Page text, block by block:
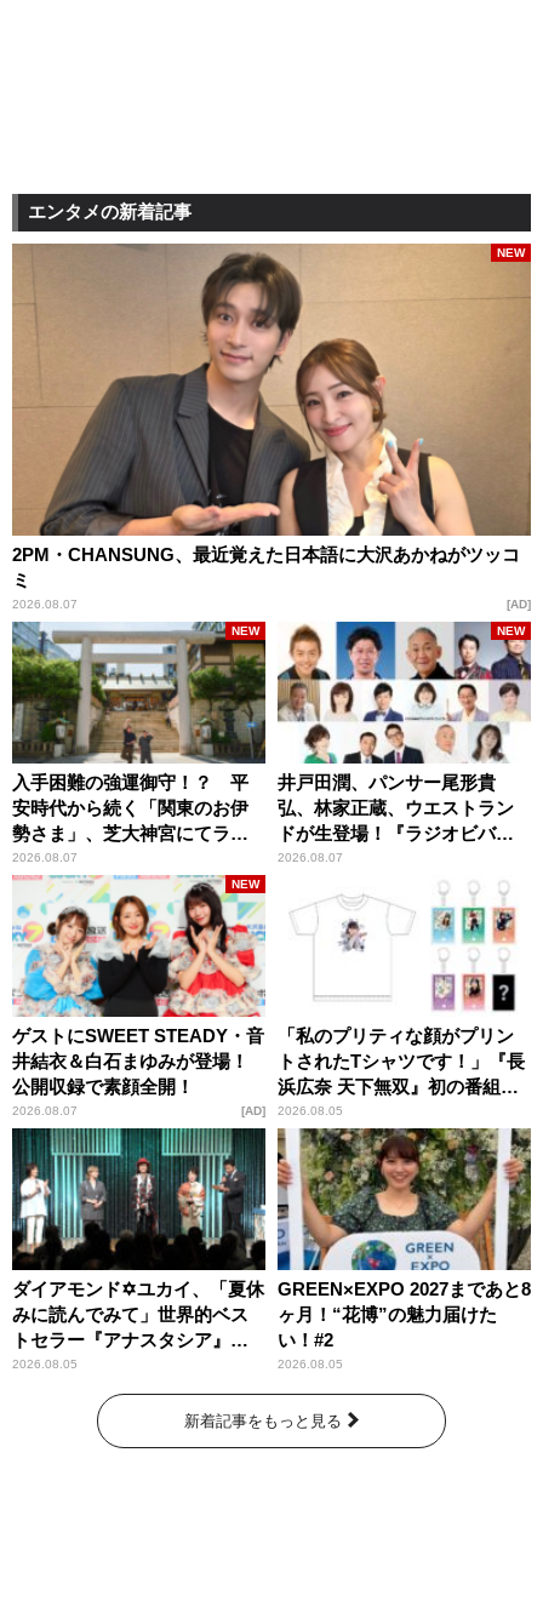
エンタメの新着記事
2PM・CHANSUNG、最近覚えた日本語に大沢あかねがツッコ
ミ
2026.08.07
NEW
AD
入手困難の強運御守！？ 平
安時代から続く「関東のお伊
勢さま」、芝大神宮にてラン
パンプスが合格祈願！
2026.08.07
NEW
井戸田潤、パンサー尾形貴
弘、林家正蔵、ウエストラン
ドが生登場！『ラジオビバリ
ー昼ズ』
2026.08.07
NEW
ゲストにSWEET STEADY・音
井結衣＆白石まゆみが登場！
公開収録で素顔全開！
2026.08.07
NEW
AD
「私のプリティな顔がプリン
トされたTシャツです！」『長
浜広奈 天下無双』初の番組グ
ッズ発売
2026.08.05
ダイアモンド✡ユカイ、「夏休
みに読んでみて」世界的ベス
トセラー『アナスタシア』を
紹介
2026.08.05
GREEN×EXPO 2027まであと8
ヶ月！“花博”の魅力届けた
い！#2
2026.08.05
新着記事をもっと見る